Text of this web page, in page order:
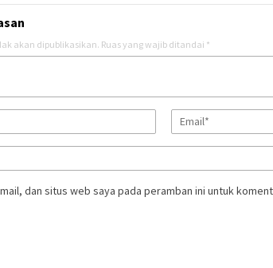
akan dipublikasikan. Ruas yang wajib ditandai *
dan situs web saya pada peramban ini untuk